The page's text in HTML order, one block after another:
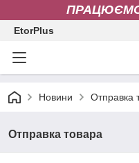
ПРАЦЮЄМО
EtorPlus
Новини Отправка
Отправка товара